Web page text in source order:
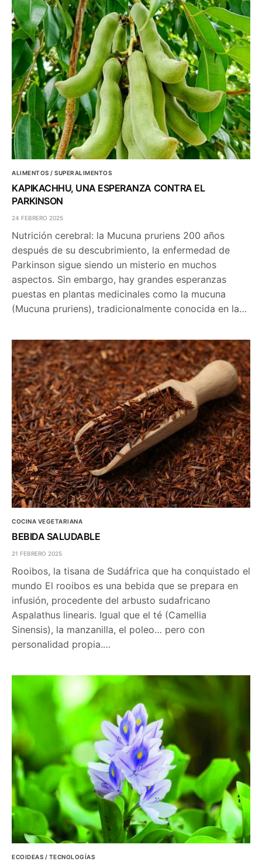
ALIMENTOS / SUPERALIMENTOS
KAPIKACHHU, UNA ESPERANZA CONTRA EL
PARKINSON
24 FEBRERO 2025
Nutrición cerebral: la Mucuna pruriens 200 años
después de su descubrimiento, la enfermedad de
Parkinson sigue siendo un misterio en muchos
aspectos. Sin embargo, hay grandes esperanzas
puestas en plantas medicinales como la mucuna
(Mucuna pruriens), tradicionalmente conocida en la…
COCINA VEGETARIANA
BEBIDA SALUDABLE
21 FEBRERO 2025
Rooibos, la tisana de Sudáfrica que ha conquistado el
mundo El rooibos es una bebida que se prepara en
infusión, procedente del arbusto sudafricano
Aspalathus linearis. Igual que el té (Camellia
Sinensis), la manzanilla, el poleo… pero con
personalidad propia.…
ECOIDEAS / TECNOLOGÍAS